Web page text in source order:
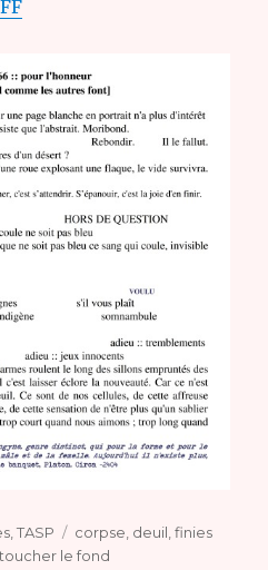
,TASP Étiquettes
corpse deuil ,finies
toucher le fond